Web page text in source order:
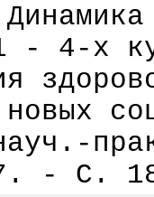
1 - 4-х
новых
- С.